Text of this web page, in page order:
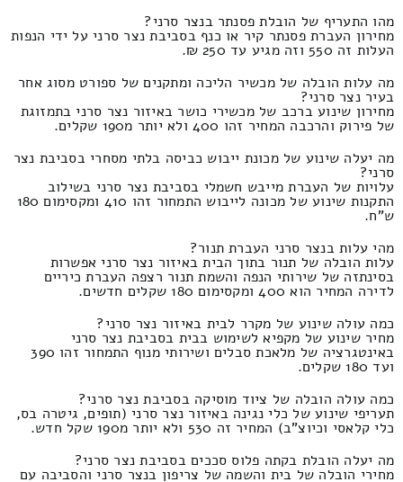
מהו התעריף של הובלת פסנתר בנצר סרני?
מחירון העברת פסנתר קיר או כנף בסביבת נצר סרני על ידי הנפות
העלות זה 550 וזה מגיע עד 250 ₪.
מה עלות הובלה של מכשיר הליכה ומתקנים של ספורט מסוג אחר
בעיר נצר סרני?
מחירון שינוע ברכב של מכשירי כושר באיזור נצר סרני בתמזוגת
של פירוק והרכבה המחיר זהו 400 ולא יותר מ190 שקלים.
מה יעלה שינוע של מכונת ייבוש כביסה בלתי מסחרי בסביבת נצר
סרני?
עלויות של העברת מייבש חשמלי בסביבת נצר סרני בשילוב
התקנות שינוע של מכונה לייבוש התמחור זהו 410 ומקסימום 180
ש"ח.
מהי עלות בנצר סרני העברת תנור?
עלות הובלה של תנור בתוך הבית באיזור נצר סרני אפשרות
בסינתזה של שירותי הנפה והשמת תנור רצפה העברת כיריים
לדירה המחיר הוא 400 ומקסימום 180 שקלים חדשים.
כמה עולה שינוע של מקרר לבית באיזור נצר סרני?
מחיר שינוע של מקפיא לשימוש בבית בסביבת נצר סרני
באינטגרציה של מלאכת סבלים ושירותי מנוף התמחור זהו 390
ועד 180 שקלים.
כמה עולה הובלה של ציוד מוסיקה בסביבת נצר סרני?
תעריפי שינוע של כלי נגינה באיזור נצר סרני (תופים, גיטרה בס,
כלי קלאסי וכיוצ"ב) המחיר זה 530 ולא יותר מ190 שקל חדש.
מה יעלה הובלת בקתה פלוס סככים בסביבת נצר סרני?
מחירי הובלה של בית והשמה של צריפון בנצר סרני והסביבה עם